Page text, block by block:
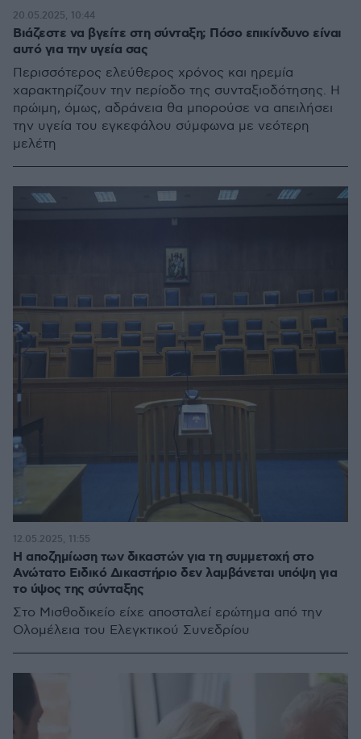
Βιάζεστε να βγείτε στη σύνταξη; Πόσο επικίνδυνο είναι
αυτό για την υγεία σας
Περισσότερος ελεύθερος χρόνος και ηρεμία
χαρακτηρίζουν την περίοδο της συνταξιοδότησης. Η
πρώιμη, όμως, αδράνεια θα μπορούσε να απειλήσει
την υγεία του εγκεφάλου σύμφωνα με νεότερη
μελέτη
20.05.2025, 10:44
Η αποζημίωση των δικαστών για τη συμμετοχή στο
Ανώτατο Ειδικό Δικαστήριο δεν λαμβάνεται υπόψη για
το ύψος της σύνταξης
Στο Μισθοδικείο είχε αποσταλεί ερώτημα από την
Ολομέλεια του Ελεγκτικού Συνεδρίου
12.05.2025, 11:55